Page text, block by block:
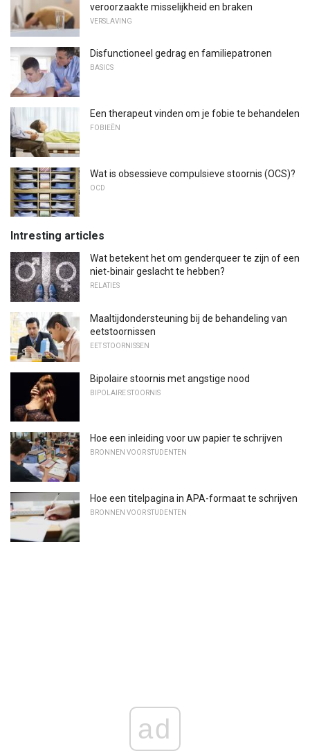
veroorzaakte misselijkheid en braken
VERSLAVING
Disfunctioneel gedrag en familiepatronen
BASICS
Een therapeut vinden om je fobie te behandelen
FOBIEËN
Wat is obsessieve compulsieve stoornis (OCS)?
OCD
Intresting articles
Wat betekent het om genderqueer te zijn of een
niet-binair geslacht te hebben?
RELATIES
Maaltijdondersteuning bij de behandeling van
eetstoornissen
EET STOORNISSEN
Bipolaire stoornis met angstige nood
BIPOLAIRE STOORNIS
Hoe een inleiding voor uw papier te schrijven
BRONNEN VOOR STUDENTEN
Hoe een titelpagina in APA-formaat te schrijven
BRONNEN VOOR STUDENTEN
ad